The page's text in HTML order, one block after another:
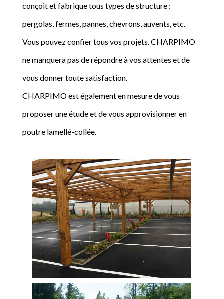
conçoit et fabrique tous types de structure :
pergolas, fermes, pannes, chevrons, auvents, etc.
Vous pouvez confier tous vos projets. CHARPIMO
ne manquera pas de répondre à vos attentes et de
vous donner toute satisfaction.
CHARPIMO est également en mesure de vous
proposer une étude et de vous approvisionner en
poutre lamellé-collée.